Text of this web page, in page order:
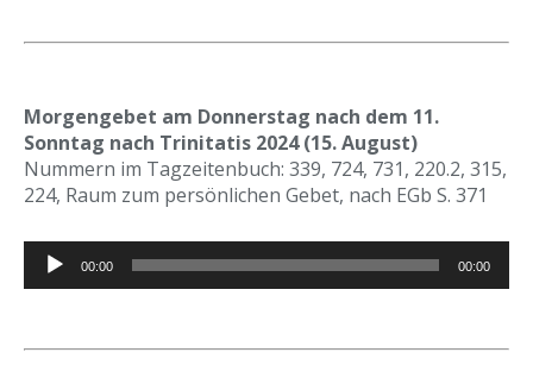
Morgengebet am Donnerstag nach dem 11.
Sonntag nach Trinitatis 2024 (15. August)
Nummern im Tagzeitenbuch: 339, 724, 731, 220.2, 315,
224, Raum zum persönlichen Gebet, nach EGb S. 371
Audio-
Player
00:00 00:00